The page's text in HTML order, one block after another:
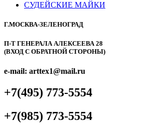
СУДЕЙСКИЕ МАЙКИ
Г.МОСКВА-ЗЕЛЕНОГРАД
П-Т ГЕНЕРАЛА АЛЕКСЕЕВА 28
(ВХОД С ОБРАТНОЙ СТОРОНЫ)
e-mail: arttex1@mail.ru
+7(495) 773-5554
+7(985) 773-5554